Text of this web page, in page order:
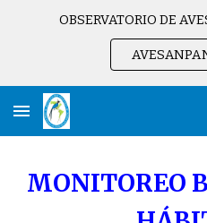
OBSERVATORIO DE
MONITOREO